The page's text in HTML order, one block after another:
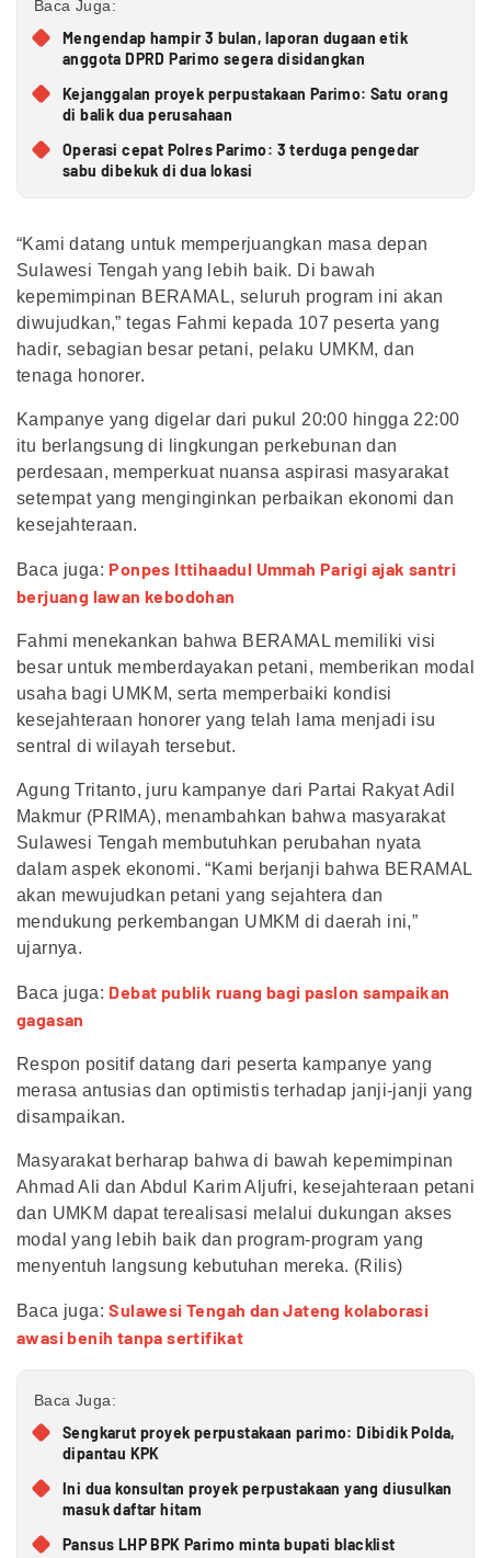
Baca Juga:
Mengendap hampir 3 bulan, laporan dugaan etik
anggota DPRD Parimo segera disidangkan
Kejanggalan proyek perpustakaan Parimo: Satu orang
di balik dua perusahaan
Operasi cepat Polres Parimo: 3 terduga pengedar
sabu dibekuk di dua lokasi
“Kami datang untuk memperjuangkan masa depan
Sulawesi Tengah yang lebih baik. Di bawah
kepemimpinan BERAMAL, seluruh program ini akan
diwujudkan,” tegas Fahmi kepada 107 peserta yang
hadir, sebagian besar petani, pelaku UMKM, dan
tenaga honorer.
Kampanye yang digelar dari pukul 20:00 hingga 22:00
itu berlangsung di lingkungan perkebunan dan
perdesaan, memperkuat nuansa aspirasi masyarakat
setempat yang menginginkan perbaikan ekonomi dan
kesejahteraan.
Baca juga: Ponpes Ittihaadul Ummah Parigi ajak santri
berjuang lawan kebodohan
Fahmi menekankan bahwa BERAMAL memiliki visi
besar untuk memberdayakan petani, memberikan modal
usaha bagi UMKM, serta memperbaiki kondisi
kesejahteraan honorer yang telah lama menjadi isu
sentral di wilayah tersebut.
Agung Tritanto, juru kampanye dari Partai Rakyat Adil
Makmur (PRIMA), menambahkan bahwa masyarakat
Sulawesi Tengah membutuhkan perubahan nyata
dalam aspek ekonomi. “Kami berjanji bahwa BERAMAL
akan mewujudkan petani yang sejahtera dan
mendukung perkembangan UMKM di daerah ini,”
ujarnya.
Baca juga: Debat publik ruang bagi paslon sampaikan
gagasan
Respon positif datang dari peserta kampanye yang
merasa antusias dan optimistis terhadap janji-janji yang
disampaikan.
Masyarakat berharap bahwa di bawah kepemimpinan
Ahmad Ali dan Abdul Karim Aljufri, kesejahteraan petani
dan UMKM dapat terealisasi melalui dukungan akses
modal yang lebih baik dan program-program yang
menyentuh langsung kebutuhan mereka. (Rilis)
Baca juga:Sulawesi Tengah dan Jateng kolaborasi
awasi benih tanpa sertifikat
Baca Juga:
Sengkarut proyek perpustakaan parimo: Dibidik Polda,
dipantau KPK
Ini dua konsultan proyek perpustakaan yang diusulkan
masuk daftar hitam
Pansus LHP BPK Parimo minta bupati blacklist